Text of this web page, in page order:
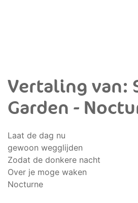
Vertaling van:
Garden -
Laat de dag nu
gewoon wegglijden
Zodat de donkere nacht
Over je moge waken
Nocturne